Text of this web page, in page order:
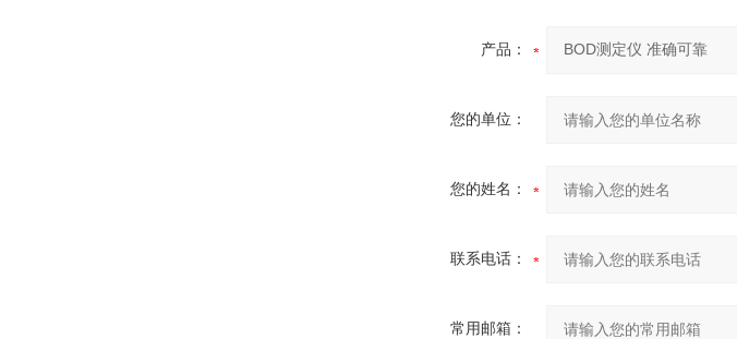
产品：
您的单位：
您的姓名：
联系电话：
常用邮箱：